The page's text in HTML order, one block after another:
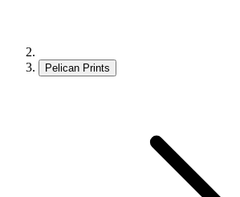
Pelican Prints